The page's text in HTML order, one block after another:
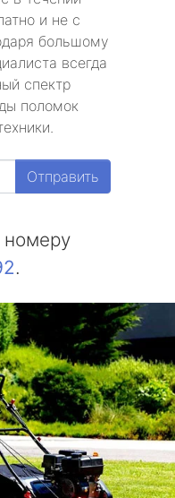
и не с
большому
всегда
спектр
поломок
Отправить
номеру
.